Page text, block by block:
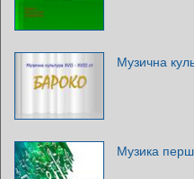
Музична
Музика